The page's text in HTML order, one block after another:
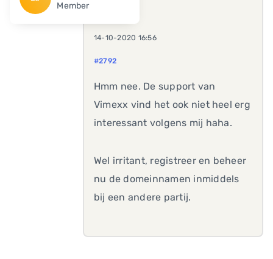
Member
14-10-2020 16:56
#2792
Hmm nee. De support van
Vimexx vind het ook niet heel erg
interessant volgens mij haha.
Wel irritant, registreer en beheer
nu de domeinnamen inmiddels
bij een andere partij.